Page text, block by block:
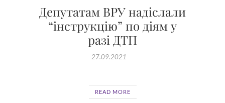
Депутатам ВРУ надіслали
“інструкцію” по діям у
разі ДТП
27.09.2021
READ MORE